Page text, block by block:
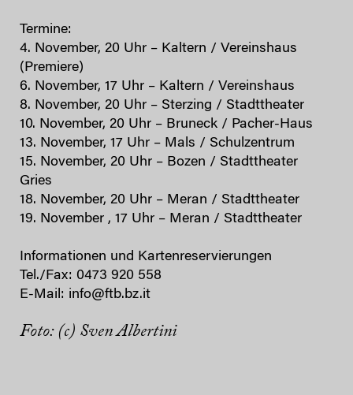
Termine:
4. November, 20 Uhr – Kaltern / Vereinshaus
(Premiere)
6. November, 17 Uhr – Kaltern / Vereinshaus
8. November, 20 Uhr – Sterzing / Stadttheater
10. November, 20 Uhr – Bruneck / Pacher-Haus
13. November, 17 Uhr – Mals / Schulzentrum
15. November, 20 Uhr – Bozen / Stadttheater
Gries
18. November, 20 Uhr – Meran / Stadttheater
19. November , 17 Uhr – Meran / Stadttheater
Informationen und Kartenreservierungen
Tel./Fax: 0473 920 558
E-Mail: info@ftb.bz.it
Foto: (c) Sven Albertini